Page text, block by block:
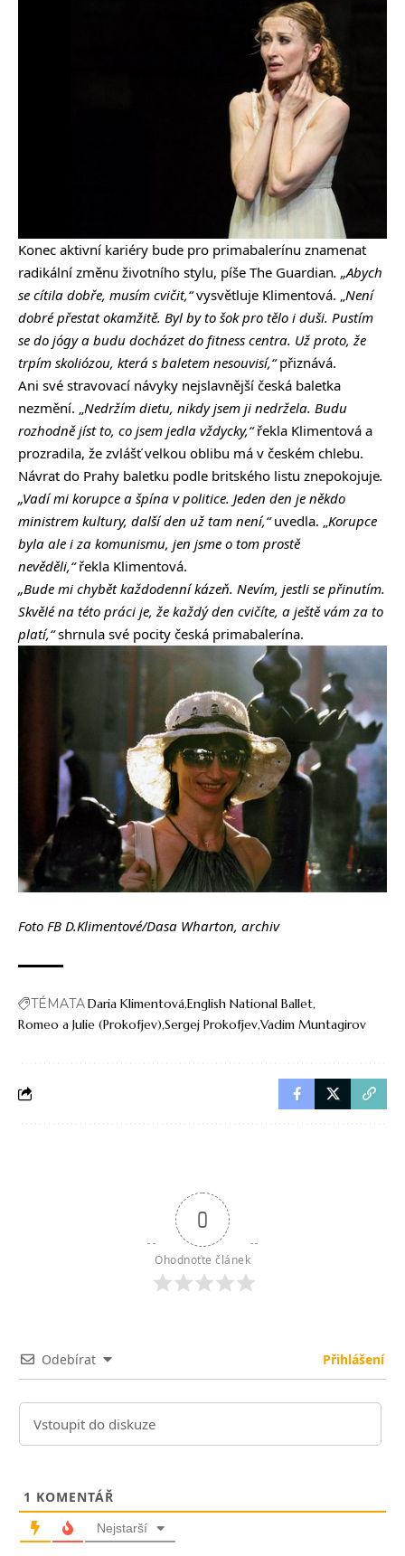
Konec aktivní kariéry bude pro primabalerínu znamenat
radikální změnu životního stylu, píše The Guardian. „Abych
se cítila dobře, musím cvičit,“vysvětluje Klimentová. „ Není
dobré přestat okamžitě. Byl by to šok pro tělo i duši. Pustím
se do jógy a budu docházet do fitness centra. Už proto, že
trpím skoliózou, která s baletem nesouvisí,“přiznává.
Ani své stravovací návyky nejslavnější česká baletka
nezmění. „ Nedržím dietu, nikdy jsem ji nedržela. Budu
rozhodně jíst to, co jsem jedla vždycky,“řekla Klimentová a
prozradila, že zvlášť velkou oblibu má v českém chlebu.
Návrat do Prahy baletku podle britského listu znepokojuje.
„Vadí mi korupce a špína v politice. Jeden den je někdo
ministrem kultury, další den už tam není,“uvedla. „ Korupce
byla ale i za komunismu, jen jsme o tom prostě
nevěděli,“řekla Klimentová.
„Bude mi chybět každodenní kázeň. Nevím, jestli se přinutím.
Skvělé na této práci je, že každý den cvičíte, a ještě vám za to
platí,“shrnula své pocity česká primabalerína.
Foto FB D.Klimentové/Dasa Wharton, archiv
TÉMATADaria KlimentováEnglish National Ballet
Romeo a Julie (Prokofjev) Sergej ProkofjevVadim Muntagirov
0
Ohodnoťte článek
Odebírat Přihlášení
1 KOMENTÁŘ
Nejstarší